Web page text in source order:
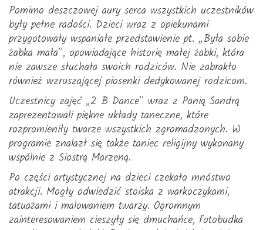
Pomimo deszczowej aury serca wszystkich uczestników
były pełne radości. Dzieci wraz z opiekunami
przygotowały wspaniałe przedstawienie pt. „Była sobie
żabka mała”, opowiadające historię małej żabki, która
nie zawsze słuchała swoich rodziców. Nie zabrakło
również wzruszającej piosenki dedykowanej rodzicom.
Uczestnicy zajęć „2 B Dance” wraz z Panią Sandrą
zaprezentowali piękne układy taneczne, które
rozpromieniły twarze wszystkich zgromadzonych. W
programie znalazł się także taniec religijny wykonany
wspólnie z Siostrą Marzeną.
Po części artystycznej na dzieci czekało mnóstwo
atrakcji. Mogły odwiedzić stoiska z warkoczykami,
tatuażami i malowaniem twarzy. Ogromnym
zainteresowaniem cieszyły się dmuchańce, fotobudka